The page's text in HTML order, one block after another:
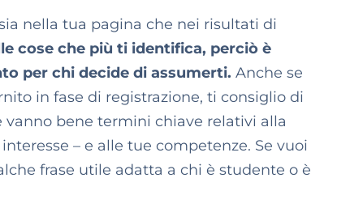
nella tua pagina che nei risultati di
cose che più ti identifica, perciò è
per chi decide di assumerti. Anche se
in fase di registrazione, ti consiglio di
vanno bene termini chiave relativi alla
– e alle tue competenze. Se vuoi
frase utile adatta a chi è studente o è